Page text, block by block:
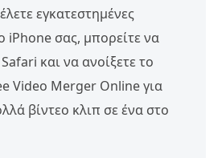
εγκατεστημένες
iPhone σας, μπορείτε να
και να ανοίξετε το
Video Merger Online για
βίντεο κλιπ σε ένα στο